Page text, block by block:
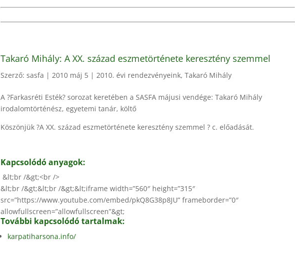
Takaró Mihály: A XX. század eszmetörténete keresztény szemmel
Szerző:sasfa |2010 máj 5 |2010. évi rendezvényeink,Takaró Mihály
A ?Farkasréti Esték? sorozat keretében a SASFA májusi vendége: Takaró Mihály
irodalomtörténész, egyetemi tanár, költő
Köszönjük ?A XX. század eszmetörténete keresztény szemmel ? c. előadását.
Kapcsolódó anyagok:
&lt;br /&gt;<br />
&lt;br /&gt;&lt;br /&gt;&lt;iframe width=”560″ height=”315″
src=”https://www.youtube.com/embed/pkQ8G38p8JU” frameborder=”0″
allowfullscreen=”allowfullscreen”&gt;
További kapcsolódó tartalmak:
karpatiharsona.info/